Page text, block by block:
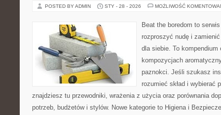
POSTED BY ADMIN STY - 28 - 2026 MOŻLIWOŚĆ
Beat the boredom to
rozproszyć nudę i
dla siebie. To kompendium
kompozycjach
paznokci. Jeśli szukasz
rozumieć skład i wybierać
znajdziesz tu przewodniki, wrażenia z użycia oraz porównania
potrzeb, budżetów i stylów. Nowe kategorie to Higiena i